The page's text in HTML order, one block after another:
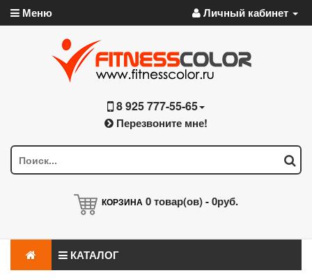
Меню Личный кабинет
8 925 777-55-65
Перезвоните мне!
КОРЗИНА 0товар(ов) -0руб.
КАТАЛОГ